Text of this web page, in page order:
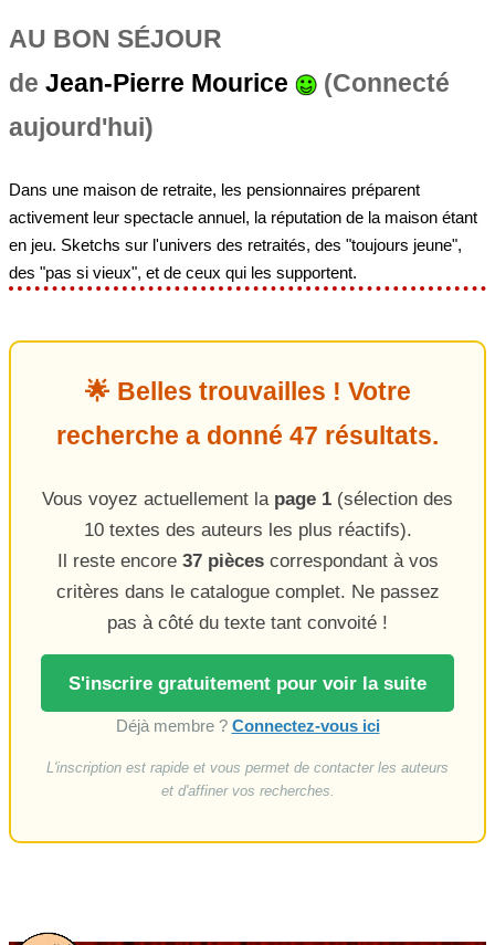
AU BON SÉJOUR
de Jean-Pierre Mourice
(Connecté
aujourd'hui)
Dans une maison de retraite, les pensionnaires préparent
activement leur spectacle annuel, la réputation de la maison étant
en jeu. Sketchs sur l'univers des retraités, des "toujours jeune",
des "pas si vieux", et de ceux qui les supportent.
🌟 Belles trouvailles ! Votre
recherche a donné 47 résultats.
Vous voyez actuellement la page 1 (sélection des
10 textes des auteurs les plus réactifs).
Il reste encore 37 piècescorrespondant à vos
critères dans le catalogue complet. Ne passez
pas à côté du texte tant convoité !
S'inscrire gratuitement pour voir la suite
Déjà membre ? Connectez-vous ici
L'inscription est rapide et vous permet de contacter les auteurs
et d'affiner vos recherches.